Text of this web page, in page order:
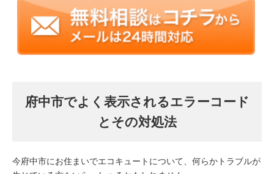
府中市でよく表示されるエラーコード
とその対処法
今府中市にお住まいでエコキュートについて、何らかトラブルが